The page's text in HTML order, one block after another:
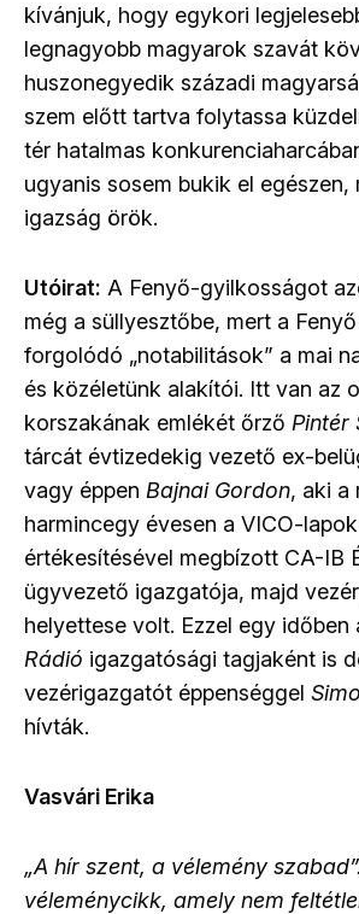
kívánjuk, hogy egykori
legnagyobb magyarok szavát
huszonegyedik századi
szem előtt tartva folytassa
tér hatalmas
ugyanis sosem bukik el egészen,
igazság örök.
Utóirat: A Fenyő-gyilkosságot
még a süllyesztőbe, mert a
forgolódó „notabilitások” a mai
és közéletünk alakítói. Itt van az
korszakának emlékét őrző Pintér
tárcát évtizedekig vezető ex-
vagy éppen Bajnai Gordon, aki a
harmincegy évesen a VICO-
értékesítésével megbízott CA-IB
ügyvezető igazgatója, majd
helyettese volt. Ezzel egy időben
Rádió igazgatósági tagjaként is
vezérigazgatót éppenséggel
hívták.
Vasvári Erika
„A hír szent, a vélemény
véleménycikk, amely nem